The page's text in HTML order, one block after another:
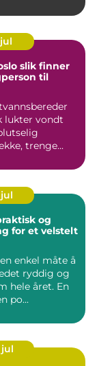
til
lukter vondt
trenge...
og
for et velstelt
enkel måte å
ryddig og
hele året. En
po...
jul